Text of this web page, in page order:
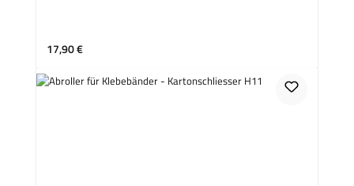
Regulärer Preis:
17,90 €